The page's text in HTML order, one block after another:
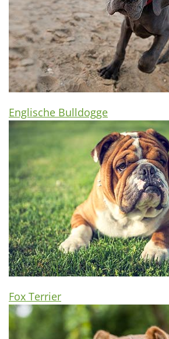
Englische Bulldogge
Fox Terrier